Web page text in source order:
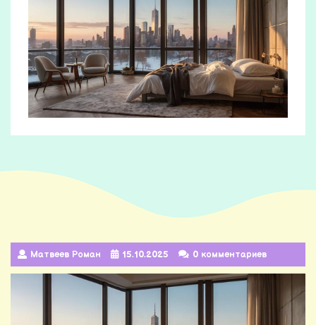
Матвеев Роман 15.10.2025 0 комментариев